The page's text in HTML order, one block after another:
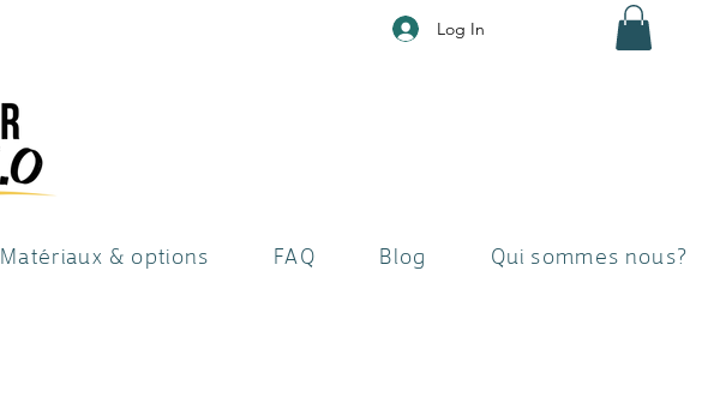
Log In
Matériaux & options FAQ Blog Qui sommes nous?